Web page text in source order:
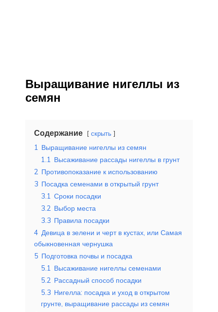
Выращивание нигеллы из
семян
Содержание скрыть
1 Выращивание нигеллы из семян
1.1 Высаживание рассады нигеллы в грунт
2 Противопоказание к использованию
3 Посадка семенами в открытый грунт
3.1 Сроки посадки
3.2 Выбор места
3.3 Правила посадки
4 Девица в зелени и черт в кустах, или Самая
обыкновенная чернушка
5 Подготовка почвы и посадка
5.1 Высаживание нигеллы семенами
5.2 Рассадный способ посадки
5.3 Нигелла: посадка и уход в открытом
грунте, выращивание рассады из семян